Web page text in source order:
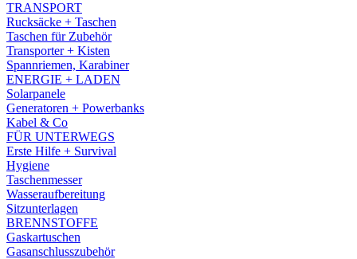
TRANSPORT
Rucksäcke + Taschen
Taschen für Zubehör
Transporter + Kisten
Spannriemen, Karabiner
ENERGIE + LADEN
Solarpanele
Generatoren + Powerbanks
Kabel & Co
FÜR UNTERWEGS
Erste Hilfe + Survival
Hygiene
Taschenmesser
Wasseraufbereitung
Sitzunterlagen
BRENNSTOFFE
Gaskartuschen
Gasanschlusszubehör